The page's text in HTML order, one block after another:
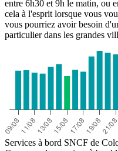
entre 6h30 et 9h le matin, ou
cela à l'esprit lorsque vous
vous pourriez avoir besoin
particulier dans les grandes
Services à bord SNCF de